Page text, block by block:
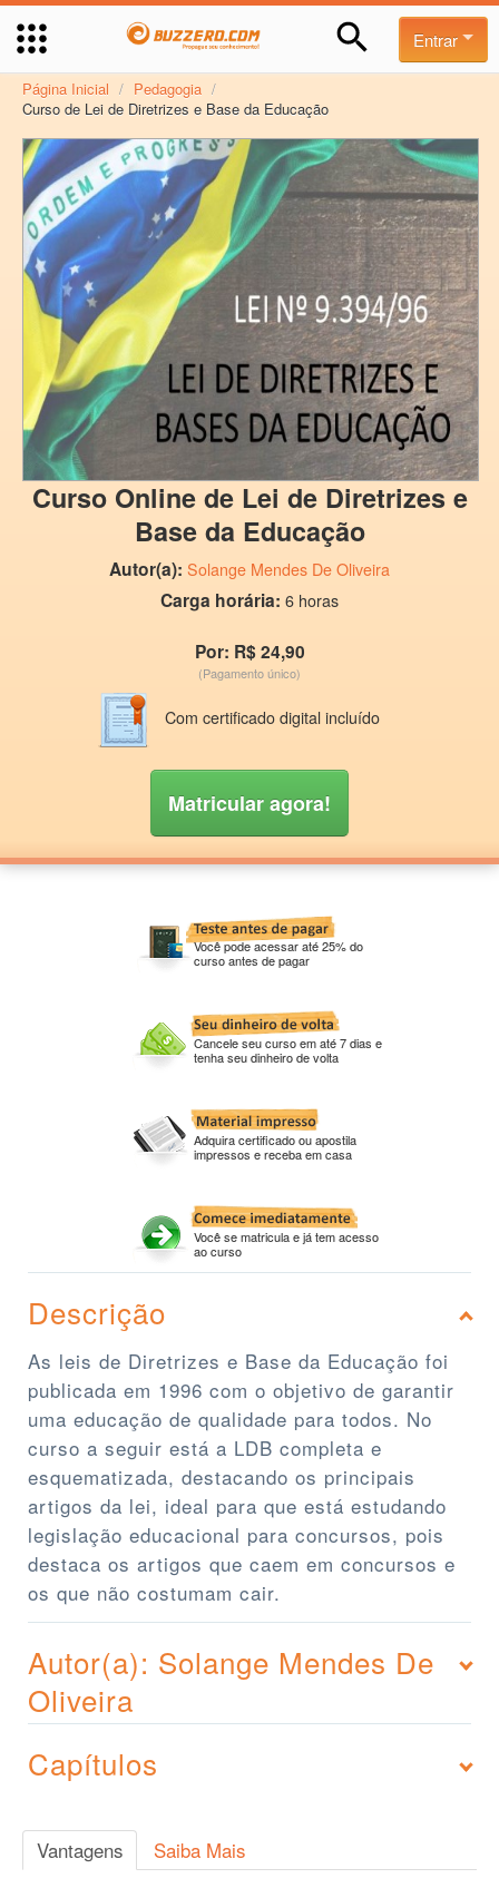
Entrar
Página Inicial / Pedagogia /
Curso de Lei de Diretrizes e Base da Educação
Curso Online de Lei de Diretrizes e
Base da Educação
Autor(a): Solange Mendes De Oliveira
Carga horária: 6 horas
Por: R$ 24,90
(Pagamento único)
Com certificado digital incluído
Matricular agora!
Você pode acessar até 25% do
curso antes de pagar
Cancele seu curso em até 7 dias e
tenha seu dinheiro de volta
Adquira certificado ou apostila
impressos e receba em casa
Você se matricula e já tem acesso
ao curso
Descrição
As leis de Diretrizes e Base da Educação foi
publicada em 1996 com o objetivo de garantir
uma educação de qualidade para todos. No
curso a seguir está a LDB completa e
esquematizada, destacando os principais
artigos da lei, ideal para que está estudando
legislação educacional para concursos, pois
destaca os artigos que caem em concursos e
os que não costumam cair.
Autor(a): Solange Mendes De
Oliveira
Capítulos
Vantagens Saiba Mais